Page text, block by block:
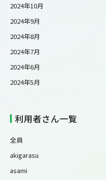
2024年10月
2024年9月
2024年8月
2024年7月
2024年6月
2024年5月
利用者さん一覧
全員
akigarasu
asami